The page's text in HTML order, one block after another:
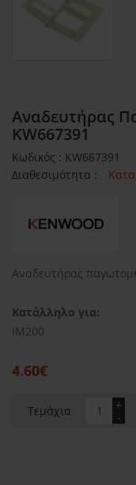
Αναδευτήρας
KW667391
Κωδικός : KW667391
Διαθεσιμότητα :
Αναδευτήρας
Κατάλληλο για:
IM200
4.60€
Τεμάχια -
+